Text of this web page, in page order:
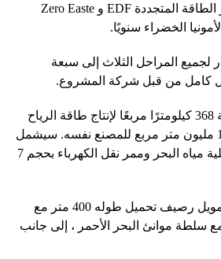
ملياري يورو من مصادر الطاقة المتجددة EDF و Zero Easte
لجميع المراحل الثلاث إلى سبعة
كامل من قبل شركة المشروع.
تشمل الأرض المخصصة 368 كيلومترًا مربعًا لإنتاج طاقة الرياح
والطاقة الشمسية و 1.2 مليون متر مربع للمصنع نفسه. سيشمل
المشروع أيضًا وحدة تحلية مياه البحر وممر نقل الكهرباء بحجم 7
ستقوم الشركة ببناء وتمويل رصيف تحميل طوله 400 متر مع
17 مترًا مع سلطة موانئ البحر الأحمر ، إلى جانب